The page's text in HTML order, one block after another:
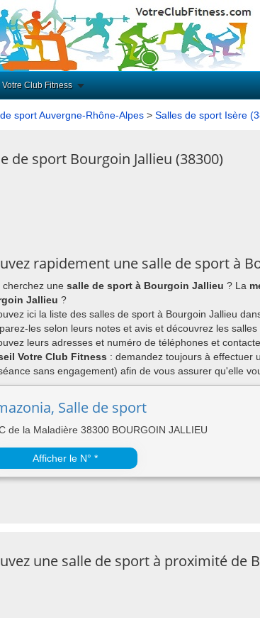
Votre Club Fitness
sport Auvergne-Rhône-Alpes > Salles de sport Isère
de sport Bourgoin Jallieu (38300)
rapidement une salle de sport à
cherchez une salle de sport à Bourgoin Jallieu ? La
Jallieu ?
ici la liste des salles de sport à Bourgoin Jallieu
les selon leurs notes et avis et découvrez les
leurs adresses et numéro de téléphones et
Votre Club Fitness : demandez toujours à effectuer
sans engagement) afin de vous assurer qu'elle
Salle de sport
de la Maladière 38300 BOURGOIN JALLIEU
Afficher le N° *
une salle de sport à proximité de